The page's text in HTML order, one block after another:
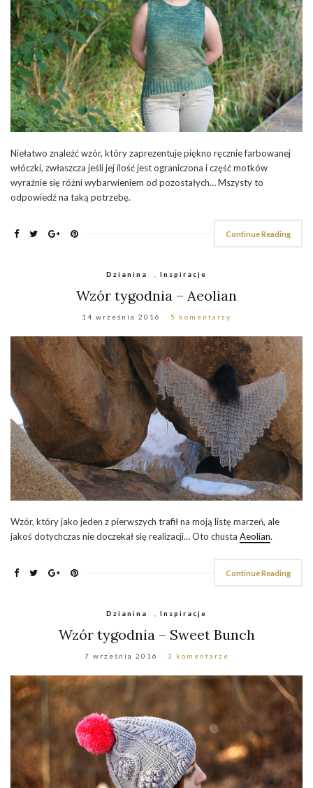
Niełatwo znaleźć wzór, który zaprezentuje piękno ręcznie farbowanej
włóczki, zwłaszcza jeśli jej ilość jest ograniczona i część motków
wyraźnie się różni wybarwieniem od pozostałych… Mszysty to
odpowiedź na taką potrzebę.
Continue Reading
Dzianina Inspiracje
Wzór tygodnia – Aeolian
14 września 2016 5 komentarzy
Wzór, który jako jeden z pierwszych trafił na moją listę marzeń, ale
jakoś dotychczas nie doczekał się realizacji… Oto chusta Aeolian.
Continue Reading
Dzianina Inspiracje
Wzór tygodnia – Sweet Bunch
7 września 2016 3 komentarze